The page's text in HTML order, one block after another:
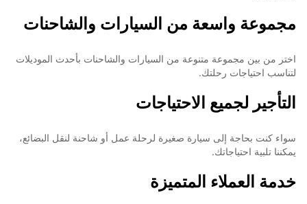
مجموعة واسعة من السيارات والشاحنات
اختر من بين مجموعة متنوعة من السيارات والشاحنات بأحدث الموديلات
لتناسب احتياجات رحلتك.
التأجير لجميع الاحتياجات
سواء كنت بحاجة إلى سيارة صغيرة لرحلة عمل أو شاحنة لنقل البضائع،
يمكننا تلبية احتياجاتك.
خدمة العملاء المتميزة